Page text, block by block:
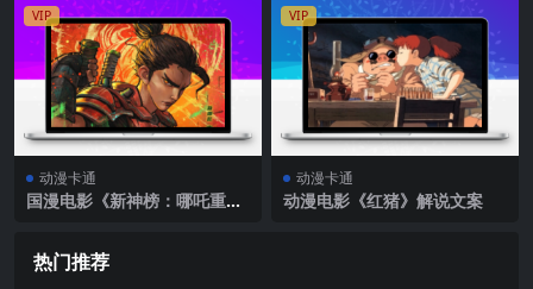
VIP
动漫卡通
国漫电影《新神榜：哪吒重
VIP
动漫卡通
动漫电影《红猪》解说文案
热门推荐